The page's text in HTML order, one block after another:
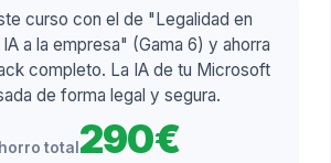
curso con el de "Legalidad en
a la empresa" (Gama 6) y ahorra
completo. La IA de tu Microsoft
de forma legal y segura.
total 290€